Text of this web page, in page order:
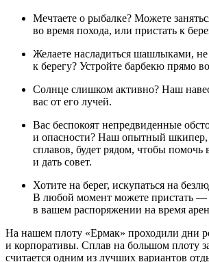
Мечтаете о рыбалке? Можете
во время похода, или пристать к
Желаете насладиться шашлыками, не
к берегу? Устройте барбекю прямо
Солнце слишком активно? Наш
вас от его лучей.
Вас беспокоят непредвиденные
и опасности? Наш опытный
сплавов, будет рядом, чтобы помочь
и дать совет.
Хотите на берег, искупаться на
В любой момент можете пристать —
в вашем распоряжении на время
На нашем плоту «Ермак» проходили дни
и корпоративы. Сплав на большом плоту
считается одним из лучших вариантов
Написать в Telegram
Написать в WhatsApp
Написать в VK
Написать в Max
📞Предпочитаете звонить?